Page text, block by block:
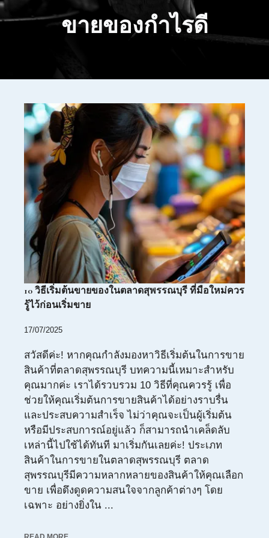
ขายของกำไรดี
10 วิธีเริ่มต้นขายของในตลาดสุพรรณบุรี ที่มือใหม่ควร
รู้ไว้ก่อนเริ่มขาย
17/07/2025
สวัสดีค่ะ! หากคุณกำลังมองหาวิธีเริ่มต้นในการขาย
สินค้าที่ตลาดสุพรรณบุรี บทความนี้เหมาะสำหรับ
คุณมากค่ะ เราได้รวบรวม 10 วิธีที่คุณควรรู้ เพื่อ
ช่วยให้คุณเริ่มต้นการขายสินค้าได้อย่างราบรื่น
และประสบความสำเร็จ ไม่ว่าคุณจะเป็นผู้เริ่มต้น
หรือมีประสบการณ์อยู่แล้ว ก็สามารถนำเคล็ดลับ
เหล่านี้ไปใช้ได้ทันที มาเริ่มกันเลยค่ะ! ประเภท
สินค้าในการขายในตลาดสุพรรณบุรี ตลาด
สุพรรณบุรีมีความหลากหลายของสินค้าให้คุณเลือก
ขาย เพื่อดึงดูดความสนใจจากลูกค้าต่างๆ โดย
เฉพาะ อย่างยิ่งใน ...